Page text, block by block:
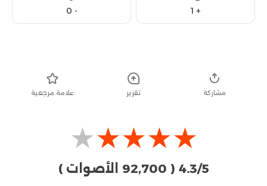
+
1
Like
-
0
Dislike
مشاركة تقرير علامة مرجعية
★
★
★
★
★
4.3/5 ( 92٬700 الأصوات )